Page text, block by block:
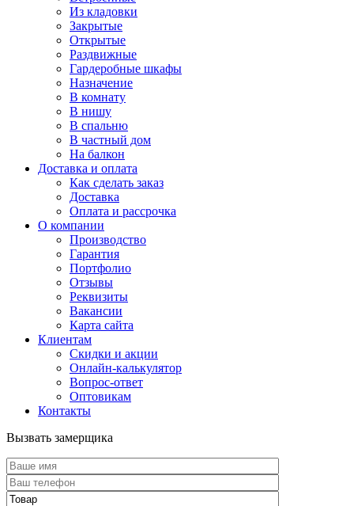
Из кладовки
Закрытые
Открытые
Раздвижные
Гардеробные шкафы
Назначение
В комнату
В нишу
В спальню
В частный дом
На балкон
Доставка и оплата
Как сделать заказ
Доставка
Оплата и рассрочка
О компании
Производство
Гарантия
Портфолио
Отзывы
Реквизиты
Вакансии
Карта сайта
Клиентам
Скидки и акции
Онлайн-калькулятор
Вопрос-ответ
Оптовикам
Контакты
Вызвать замерщика